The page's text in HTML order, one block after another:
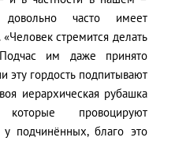
довольно часто имеет
стремится делать
им даже принято
эту гордость подпитывают
иерархическая рубашка
провоцируют
подчинённых, благо это